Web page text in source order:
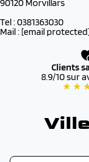
90120 Morvillars
Tel : 0381363030
Mail : [email
Clients
8.9/10 sur
★ ★